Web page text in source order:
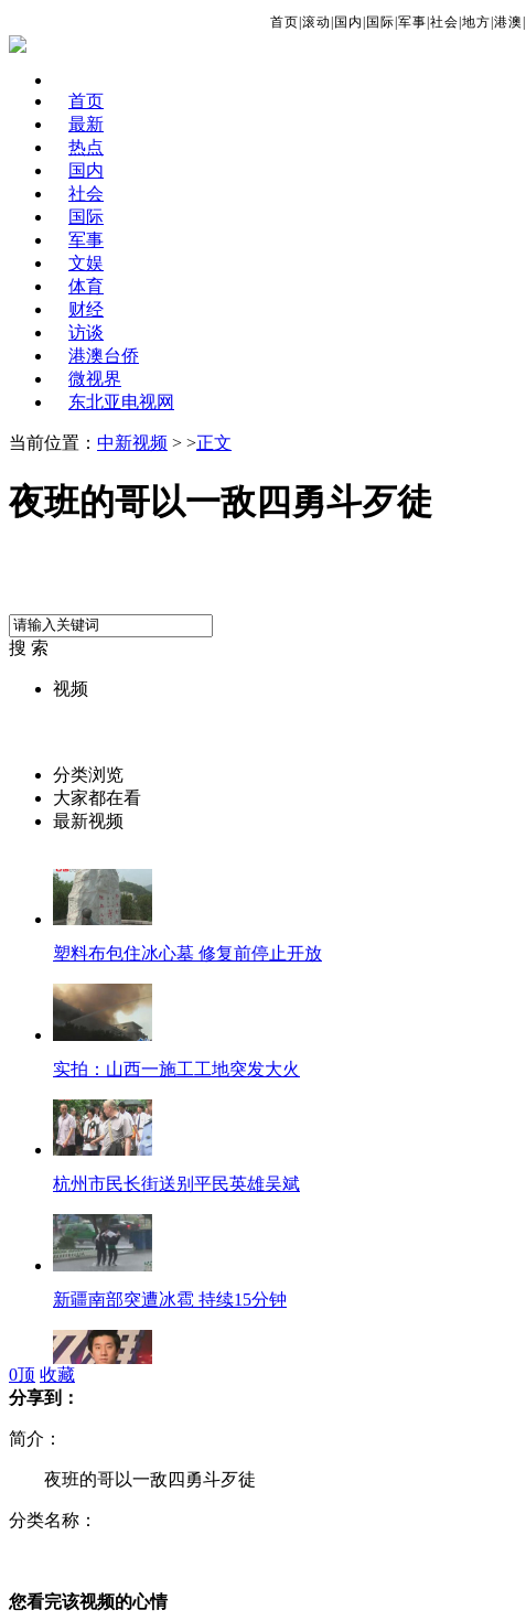
首页 滚动 国内 国际 军事 社会 地方 港澳
首页
最新
热点
国内
社会
国际
军事
文娱
体育
财经
访谈
港澳台侨
微视界
东北亚电视网
当前位置： 中新视频 > >正文
夜班的哥以一敌四勇斗歹徒
搜 索
视频
分类浏览
大家都在看
最新视频
塑料布包住冰心墓 修复前停止开放
实拍：山西一施工工地突发大火
杭州市民长街送别平民英雄吴斌
新疆南部突遭冰雹 持续15分钟
明教遗址现身福州闹市
0顶 收藏
分享到：
简介：
夜班的哥以一敌四勇斗歹徒
分类名称：
您看完该视频的心情